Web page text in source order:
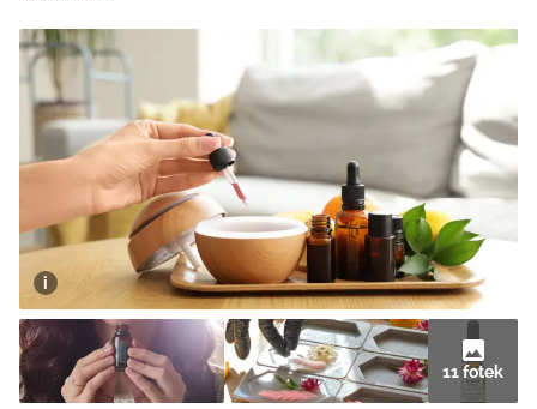
Seberozvoj
Všechny kategorie
Životní styl
ZÁBAVA
Všechny kategorie
Testy a kvízy
BYDLENÍ
Všechny kategorie
Tvoření
Rady a tipy
BurdaMedia
Extra
SVĚT ŽENY - 599 KČ
ROČNÍ PŘEDPLATNÉ SVĚT ŽENY +
SADA PRODUKTŮ MANA (10 ks)
11 fotek